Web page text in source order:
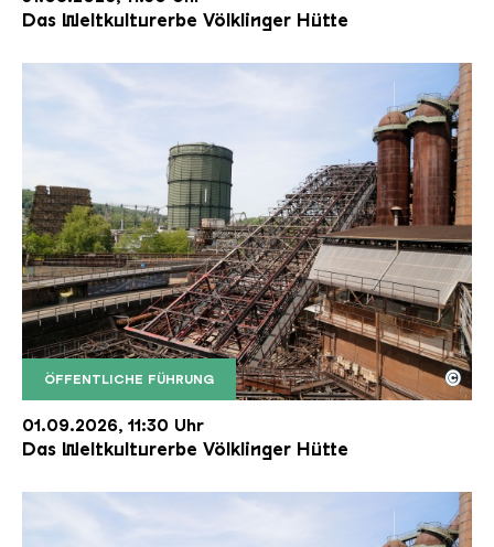
Das Weltkulturerbe Völklinger Hütte
ÖFFENTLICHE FÜHRUNG
Der Erzschrägaufzug der Völklinger Hütte mit
Copyright: Weltkulturerbe Völklinger Hütte | Karl
©
01.09.2026, 11:30 Uhr
Das Weltkulturerbe Völklinger Hütte